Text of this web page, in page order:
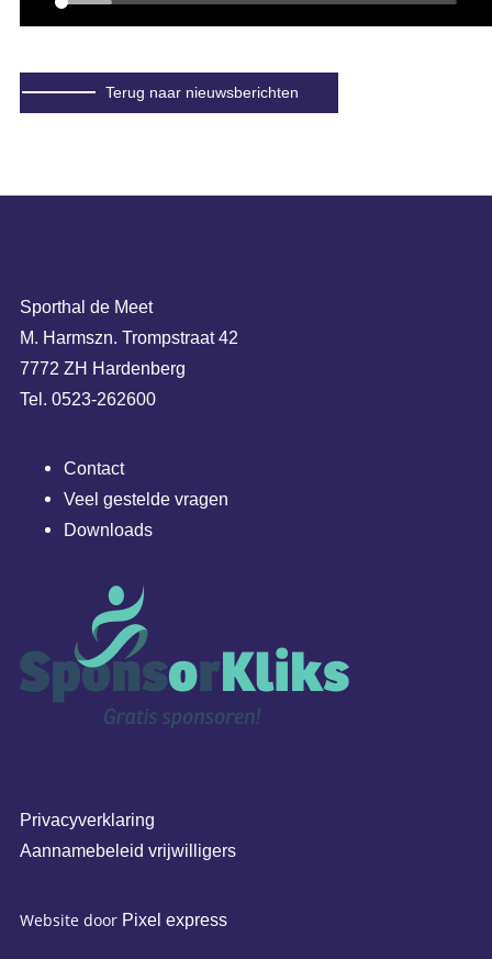
Terug naar nieuwsberichten
Sporthal de Meet
M. Harmszn. Trompstraat 42
7772 ZH Hardenberg
Tel. 0523-262600
Contact
Veel gestelde vragen
Downloads
Privacyverklaring
Aannamebeleid vrijwilligers
Website door Pixel express